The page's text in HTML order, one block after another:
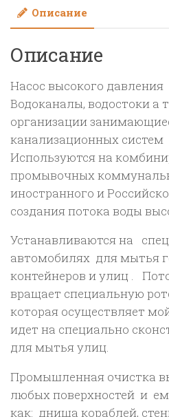
давления
HPP
ESR
185
л/
мин;
160
бар.
2200
об/
мин,
кВт.
Описание
Описание
Насос высокого давления
Водоканалы, водостоки а
организации
канализационных систем
Используются на
промывочных
иностранного и
создания потока воды
Устанавливаются на
автомобилях для мытья
контейнеров и улиц .
вращает специальную
которая осуществляет
идет на специально
для мытья улиц.
Промышленная очистка
любых поверхностей и
как: днища кораблей,